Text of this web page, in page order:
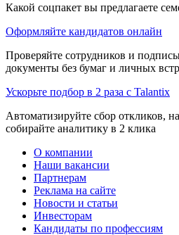
Какой соцпакет вы предлагаете
Оформляйте кандидатов онлайн
Проверяйте сотрудников и
документы без бумаг и личных
Ускорьте подбор в 2 раза с Talantix
Автоматизируйте сбор откликов,
собирайте аналитику в 2 клика
О компании
Наши вакансии
Партнерам
Реклама на сайте
Новости и статьи
Инвесторам
Кандидаты по профессиям